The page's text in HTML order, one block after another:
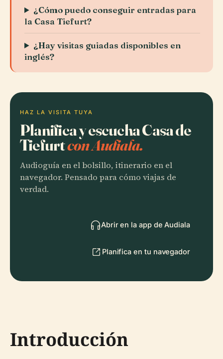
¿Cómo puedo conseguir entradas para
la Casa Tiefurt?
¿Hay visitas guiadas disponibles en
inglés?
HAZ LA VISITA TUYA
Planifica y escucha Casa de
Tiefurtcon Audiala.
Audioguía en el bolsillo, itinerario en el
navegador. Pensado para cómo viajas de
verdad.
Abrir en la app de Audiala
Planifica en tu navegador
Introducción